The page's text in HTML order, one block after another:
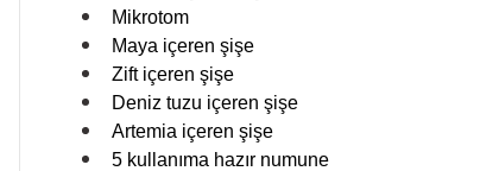
Mikrotom
Maya içeren şişe
Zift içeren şişe
Deniz tuzu içeren şişe
Artemia içeren şişe
5 kullanıma hazır numune